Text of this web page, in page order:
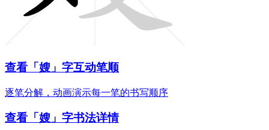
查看「嫂」字互动笔顺
逐笔分解，动画演示每一笔的书写顺序
查看「嫂」字书法详情